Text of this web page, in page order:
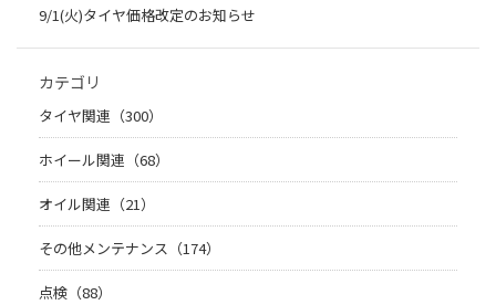
9/1(火)タイヤ価格改定のお知らせ
カテゴリ
タイヤ関連（300）
ホイール関連（68）
オイル関連（21）
その他メンテナンス（174）
点検（88）